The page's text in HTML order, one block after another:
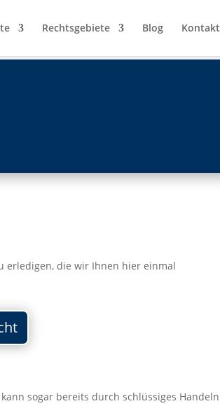
Rechtsgebiete Blog Kontakt
erledigen, die wir Ihnen hier einmal
sogar bereits durch schlüssiges Handeln